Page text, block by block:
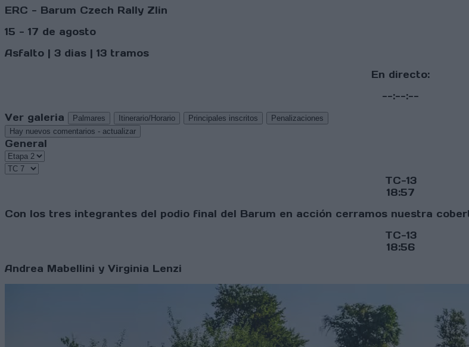
ERC - Barum Czech Rally Zlin
15 - 17 de agosto
Asfalto | 3 dias | 13 tramos
En directo:
--:--:--
Ver galeria
Palmares Itinerario/Horario Principales inscritos
Penalizaciones
Hay nuevos comentarios - actualizar
General
TC-13
18:57
Con los tres integrantes del podio final del Barum en acción cerramos nuestra
TC-13
18:56
Andrea Mabellini y Virginia Lenzi